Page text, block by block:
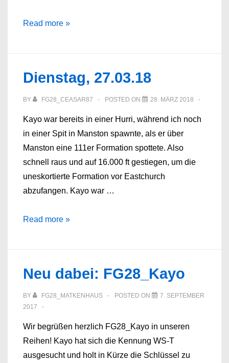
Erster
März
2018
Read more »
Dienstag, 27.03.18
BY FG28_CEASAR87 POSTED ON 28. MÄRZ 2018
Kayo war bereits in einer Hurri, während ich noch
in einer Spit in Manston spawnte, als er über
Manston eine 111er Formation spottete. Also
schnell raus und auf 16.000 ft gestiegen, um die
uneskortierte Formation vor Eastchurch
abzufangen. Kayo war …
Dienstag,
Read more »
Neu dabei: FG28_Kayo
BY FG28_MATKENHAUS POSTED ON
7. SEPTEMBER
2017
Wir begrüßen herzlich FG28_Kayo in unseren
Reihen! Kayo hat sich die Kennung WS-T
ausgesucht und holt in Kürze die Schlüssel zu